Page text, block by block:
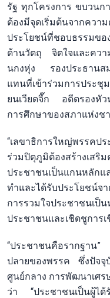
รัฐ ทุกโครงการ ขบวนก
ต้องมีจุดเริ่มต้นจากควา
ประโยชน์ที่ชอบธรรมข
ด้านวัตถุ จิตใจและคว
นกงหุ่ง รองประธานส
แทนที่เข้าร่วมการประ
ยนเวียดจื๊ก อดีตรองหั
การศึกษาของสภาแห่งชา
“เลขาธิการใหญ่พรรคป
ร่วมปิตุภูมิต้องสร้างเ
ประชาชนเป็นแกนหลัก
ทำและได้รับประโยชน์
การรวมใจประชาชนเ
ประชาชนและเชิดชูการ
“ประชาชนคือรากฐาน”
ปลายของพรรค ซึ่งปัจจุ
ศูนย์กลาง การพัฒนาเศ
ว่า “ประชาชนเป็นผู้ได้รั